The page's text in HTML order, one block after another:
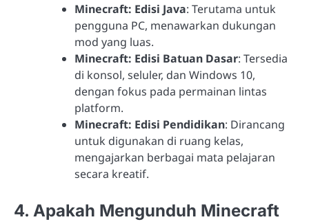
Minecraft: Edisi Java: Terutama untuk
pengguna PC, menawarkan dukungan
mod yang luas.
Minecraft: Edisi Batuan Dasar: Tersedia
di konsol, seluler, dan Windows 10,
dengan fokus pada permainan lintas
platform.
Minecraft: Edisi Pendidikan: Dirancang
untuk digunakan di ruang kelas,
mengajarkan berbagai mata pelajaran
secara kreatif.
4. Apakah Mengunduh Minecraft